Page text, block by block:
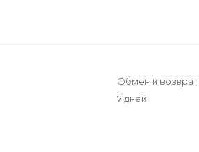
Обмен и возврат
7 дней